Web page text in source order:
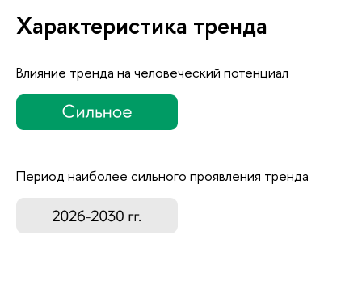
Характеристика тренда
Влияние тренда на человеческий потенциал
Период наиболее сильного проявления тренда